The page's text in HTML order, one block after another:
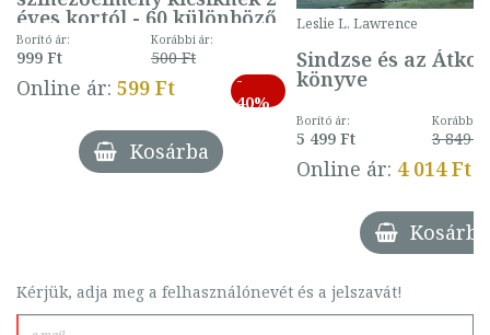
éves kortól - 60 különböző
mintával (gombás)
Borító ár:
999 Ft
Korábbi ár:
500 Ft
Online ár: 599 Ft
-
40%
Kosárba
Leslie L. Lawrence
Sindzse és az Átkok
könyve
Borító ár:
5 499 Ft
Korábbi
3 849 Ft
Online ár: 4 014 Ft
Kosárba
Kérjük, adja meg a felhasználónevét és a jelszavát!